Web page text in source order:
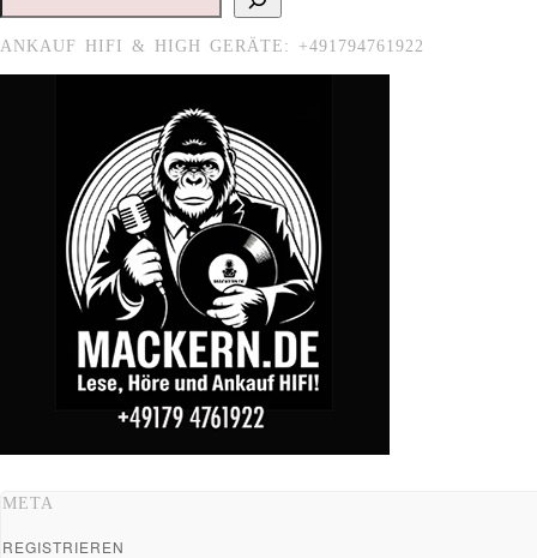
ANKAUF HIFI & HIGH GERÄTE: +491794761922
META
REGISTRIEREN